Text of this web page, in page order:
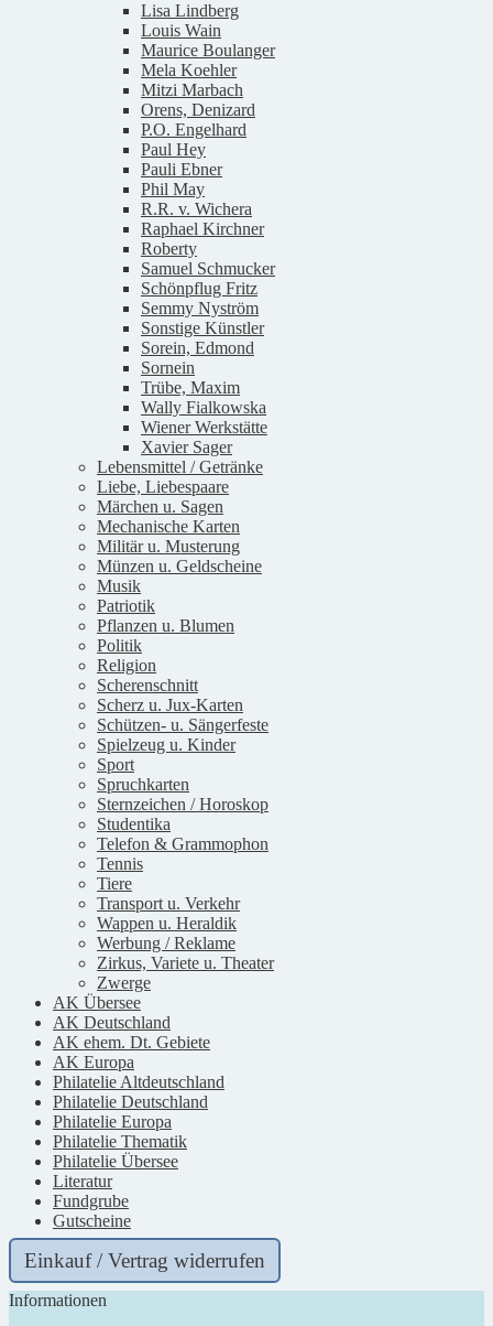
Lisa Lindberg
Louis Wain
Maurice Boulanger
Mela Koehler
Mitzi Marbach
Orens, Denizard
P.O. Engelhard
Paul Hey
Pauli Ebner
Phil May
R.R. v. Wichera
Raphael Kirchner
Roberty
Samuel Schmucker
Schönpflug Fritz
Semmy Nyström
Sonstige Künstler
Sorein, Edmond
Sornein
Trübe, Maxim
Wally Fialkowska
Wiener Werkstätte
Xavier Sager
Lebensmittel / Getränke
Liebe, Liebespaare
Märchen u. Sagen
Mechanische Karten
Militär u. Musterung
Münzen u. Geldscheine
Musik
Patriotik
Pflanzen u. Blumen
Politik
Religion
Scherenschnitt
Scherz u. Jux-Karten
Schützen- u. Sängerfeste
Spielzeug u. Kinder
Sport
Spruchkarten
Sternzeichen / Horoskop
Studentika
Telefon & Grammophon
Tennis
Tiere
Transport u. Verkehr
Wappen u. Heraldik
Werbung / Reklame
Zirkus, Variete u. Theater
Zwerge
AK Übersee
AK Deutschland
AK ehem. Dt. Gebiete
AK Europa
Philatelie Altdeutschland
Philatelie Deutschland
Philatelie Europa
Philatelie Thematik
Philatelie Übersee
Literatur
Fundgrube
Gutscheine
Einkauf / Vertrag widerrufen
Informationen